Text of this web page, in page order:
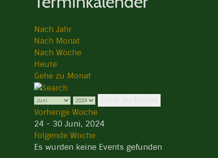
Nach Jahr
Nach Monat
Nach Woche
Heute
Gehe zu Monat
Vorherige Woche
24 - 30 Juni, 2024
Folgende Woche
Es wurden keine Events gefunden